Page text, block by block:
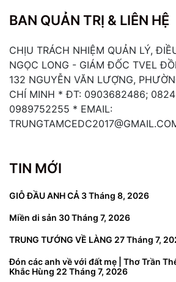
BAN QUẢN TRỊ & LIÊN HỆ
CHỊU TRÁCH NHIỆM QUẢN LÝ,
NGỌC LONG - GIÁM ĐỐC TVEL
132 NGUYỄN VĂN LƯỢNG,
CHÍ MINH * ĐT: 0903682486;
0989752255 * EMAIL:
TIN MỚI
GIỖ ĐẦU ANH CẢ 3 Tháng 8, 2026
Miền di sản 30 Tháng 7, 2026
TRUNG TƯỚNG VỀ LÀNG 27 Tháng 7,
Đón các anh về với đất mẹ | Thơ Trần
Khắc Hùng 22 Tháng 7, 2026